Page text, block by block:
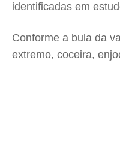
identificadas em
Conforme a bula da
extremo, coceira,